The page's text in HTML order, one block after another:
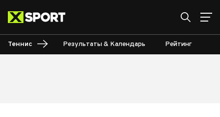
Теннис Результаты & Календарь Рейтинг